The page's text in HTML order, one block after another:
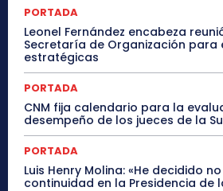
PORTADA
Leonel Fernández encabeza
Secretaría de Organización para
estratégicas
PORTADA
CNM fija calendario para la
desempeño de los jueces de la
PORTADA
Luis Henry Molina: «He decidido
continuidad en la Presidencia de